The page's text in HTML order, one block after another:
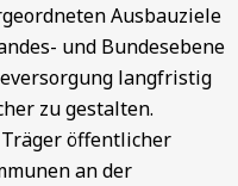
Ausbauziele
und Bundesebene
langfristig
zu gestalten.
öffentlicher
an der